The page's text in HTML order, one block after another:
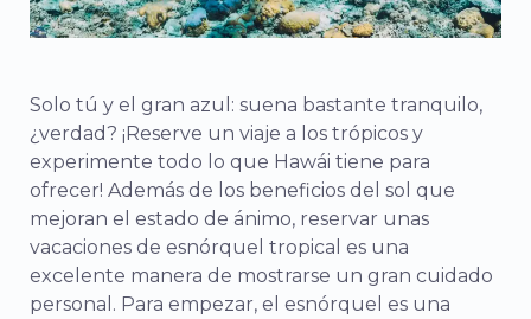
Solo tú y el gran azul: suena bastante tranquilo,
¿verdad? ¡Reserve un viaje a los trópicos y
experimente todo lo que Hawái tiene para
ofrecer! Además de los beneficios del sol que
mejoran el estado de ánimo, reservar unas
vacaciones de esnórquel tropical es una
excelente manera de mostrarse un gran cuidado
personal. Para empezar, el esnórquel es una